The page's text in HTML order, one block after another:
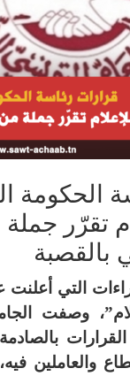
الحكومة
تقرّر
التي
وصفت
07 ماي القرارات
والعاملين